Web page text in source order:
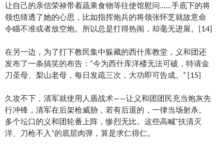
让自己的亲信荣禄带着蔬果食物等往使馆慰问……手底下的将
领也猜透了她的心思，比如指挥炮兵的将领张怀芝就故意命
令瞄不准或者放空炮。所以总是打得热闹，却毫无进展。[14]
在另一边，为了打下教民集中躲藏的西什库教堂，义和团还
发布了一条搞笑的布告：“今为西什库洋楼无法可破，特请金
刀圣母、梨山老母，每日发疏三次，大功即可告成。” [15]
久攻不下，清军就使用人盾战术——让义和团团民充当炮灰先
行冲锋，清军在后架枪威胁，若有后退的，一律当场射杀。
多个坛口的义和团轮番上阵，惨烈无比。这些高喊“扶清灭
洋、刀枪不入”的底层肉弹，算是求仁得仁。